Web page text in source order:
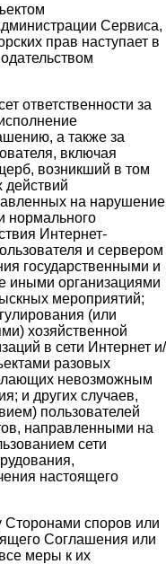
Сервиса,
прав наступает в
ответственности за
а также за
включая
возникший в том
действий
на нарушение
нормального
Интернет-
и сервером
государственными и
иными организациями
мероприятий;
(или
хозяйственной
в сети Интернет и/
разовых
невозможным
и других случаев,
пользователей
направленными на
сети
настоящего
Сторонами споров или
Соглашения или
меры к их